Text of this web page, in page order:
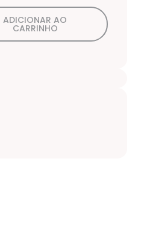
ADICIONAR AO
CARRINHO